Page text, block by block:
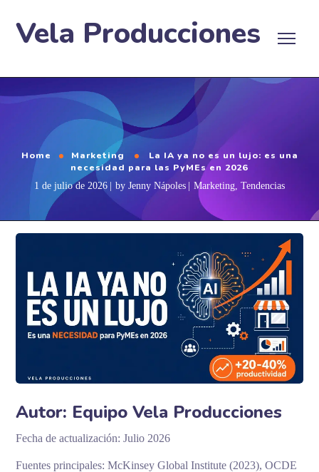
Vela Producciones
Home Marketing
La IA ya no es un lujo: es una
necesidad para las PyMEs en 2026
1 de julio de 2026 by Jenny Nápoles Marketing, Tendencias
Autor: Equipo Vela Producciones
Fecha de actualización: Julio 2026
Fuentes principales: McKinsey Global Institute (2023), OCDE